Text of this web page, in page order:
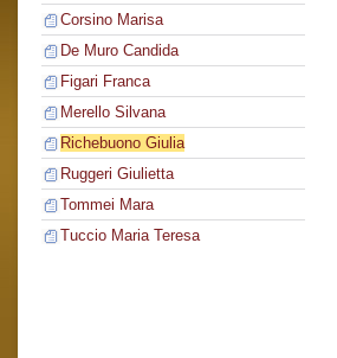
Corsino Marisa
De Muro Candida
Figari Franca
Merello Silvana
Richebuono Giulia
Ruggeri Giulietta
Tommei Mara
Tuccio Maria Teresa